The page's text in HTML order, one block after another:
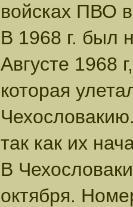
войсках ПВО
В 1968 г. был
Августе 1968
которая
так как их
В
октября.